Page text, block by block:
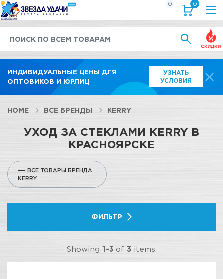
ИНДИВИДУАЛЬНЫЕ ЦЕНЫ ДЛЯ
ОПТОВИКОВ И ЮРЛИЦ
УЗНАТЬ
УСЛОВИЯ
0 0
HOME ВСЕ БРЕНДЫ KERRY
УХОД ЗА СТЕКЛАМИ KERRY В
КРАСНОЯРСКЕ
⟵ ВСЕ ТОВАРЫ БРЕНДА
KERRY
ФИЛЬТР
Showing 1-3of 3items.